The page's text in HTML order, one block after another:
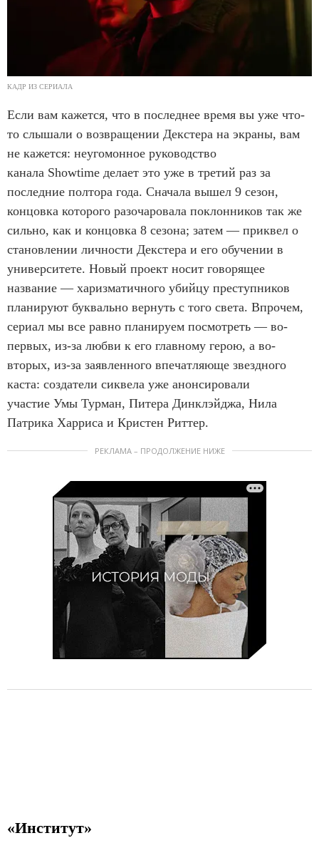
КАДР ИЗ СЕРИАЛА
Если вам кажется, что в последнее время вы уже что-
то слышали о возвращении Декстера на экраны, вам
не кажется: неугомонное руководство
канала Showtime делает это уже в третий раз за
последние полтора года. Сначала вышел 9 сезон,
концовка которого разочаровала поклонников так же
сильно, как и концовка 8 сезона; затем — приквел о
становлении личности Декстера и его обучении в
университете. Новый проект носит говорящее
название — харизматичного убийцу преступников
планируют буквально вернуть с того света. Впрочем,
сериал мы все равно планируем посмотреть — во-
первых, из-за любви к его главному герою, а во-
вторых, из-за заявленного впечатляюще звездного
каста: создатели сиквела уже анонсировали
участие Умы Турман, Питера Динклэйджа, Нила
Патрика Харриса и Кристен Риттер.
РЕКЛАМА – ПРОДОЛЖЕНИЕ НИЖЕ
«Институт»